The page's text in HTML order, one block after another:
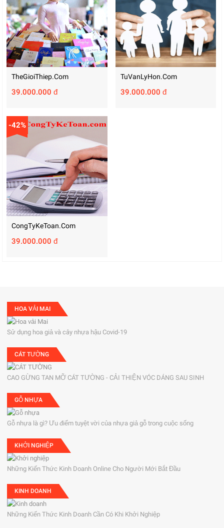
TheGioiThiep.com
39.000.000 đ
TuVanLyHon.com
39.000.000 đ
-42%
CongTyKeToan.com
39.000.000 đ
HOA VẢI MAI
Sử dụng hoa giả và cây nhựa hậu Covid-19
CÁT TƯỜNG
CAO GỪNG TAN MỠ CÁT TƯỜNG - CẢI THIỆN VÓC DÁNG SAU SINH
GỖ NHỰA
Gỗ nhựa là gì? Ưu điểm tuyệt vời của nhựa giả gỗ trong cuộc sống
KHỞI NGHIỆP
Những Kiến Thức Kinh Doanh Online Cho Người Mới Bắt Đầu
KINH DOANH
Những Kiến Thức Kinh Doanh Cần Có Khi Khởi Nghiệp